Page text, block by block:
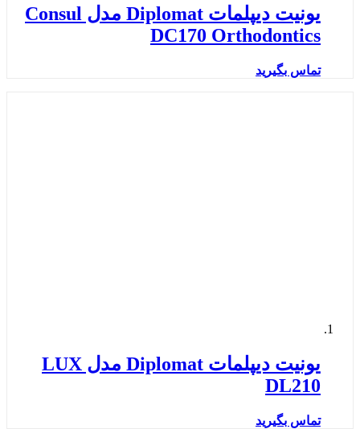
یونیت دیپلمات Diplomat مدل Consul
DC170 Orthodontics
تماس بگیرید
یونیت دیپلمات Diplomat مدل LUX
DL210
تماس بگیرید